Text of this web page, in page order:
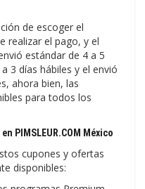
de escoger el
realizar el pago, y el
estándar de 4 a 5
3 días hábiles y el envió
ahora bien, las
para todos los
PIMSLEUR.COM México
cupones y ofertas
disponibles: